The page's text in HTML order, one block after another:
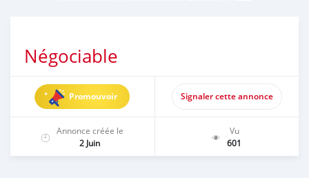
Négociable
Promouvoir Signaler cette annonce
Annonce créée le
2 Juin
Vu
601